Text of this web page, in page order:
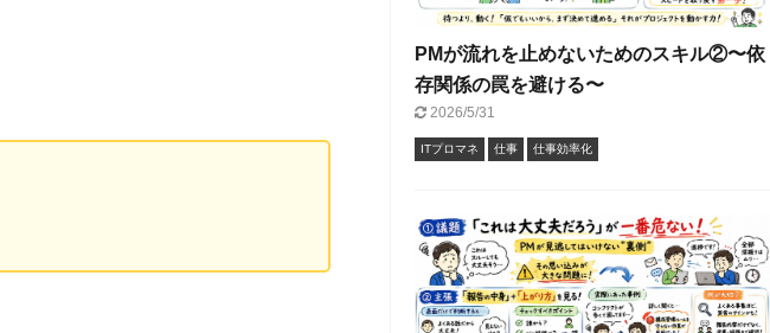
PMが流れを止めないためのスキル②〜依
存関係の罠を避ける〜
2026/5/31
ITプロマネ 仕事 仕事効率化